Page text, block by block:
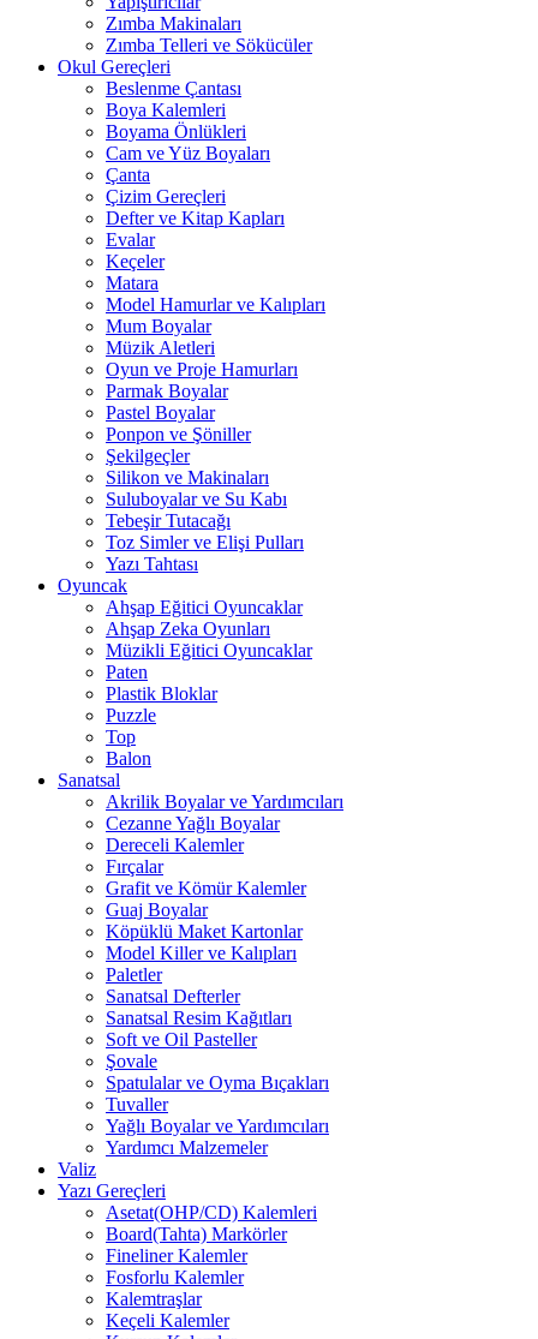
Zımba Makinaları
Zımba Telleri ve Sökücüler
Okul Gereçleri
Beslenme Çantası
Boya Kalemleri
Boyama Önlükleri
Cam ve Yüz Boyaları
Çanta
Çizim Gereçleri
Defter ve Kitap Kapları
Evalar
Keçeler
Matara
Model Hamurlar ve Kalıpları
Mum Boyalar
Müzik Aletleri
Oyun ve Proje Hamurları
Parmak Boyalar
Pastel Boyalar
Ponpon ve Şöniller
Şekilgeçler
Silikon ve Makinaları
Suluboyalar ve Su Kabı
Tebeşir Tutacağı
Toz Simler ve Elişi Pulları
Yazı Tahtası
Oyuncak
Ahşap Eğitici Oyuncaklar
Ahşap Zeka Oyunları
Müzikli Eğitici Oyuncaklar
Paten
Plastik Bloklar
Puzzle
Top
Balon
Sanatsal
Akrilik Boyalar ve Yardımcıları
Cezanne Yağlı Boyalar
Dereceli Kalemler
Fırçalar
Grafit ve Kömür Kalemler
Guaj Boyalar
Köpüklü Maket Kartonlar
Model Killer ve Kalıpları
Paletler
Sanatsal Defterler
Sanatsal Resim Kağıtları
Soft ve Oil Pasteller
Şovale
Spatulalar ve Oyma Bıçakları
Tuvaller
Yağlı Boyalar ve Yardımcıları
Yardımcı Malzemeler
Valiz
Yazı Gereçleri
Asetat(OHP/CD) Kalemleri
Board(Tahta) Markörler
Fineliner Kalemler
Fosforlu Kalemler
Kalemtraşlar
Keçeli Kalemler